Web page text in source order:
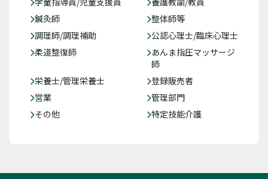
鍼灸師
整体師等
調理師/調理補助
公認心理士/臨床心理士
柔道整復師
あんま指圧マッサージ
師
栄養士/管理栄養士
登録販売者
営業
管理部門
その他
特定技能介護